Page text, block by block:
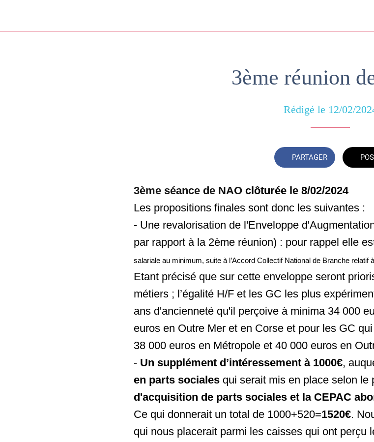
3ème réunion
Rédigé le 12/02/
PARTAGER
3ème séance de NAO clôturée le 8/02/2024
Les propositions finales sont donc les suivantes :
- Une revalorisation de l'Enveloppe
par rapport à la 2ème réunion) : pour rappel elle
salariale au minimum, suite à l’Accord Collectif National de Branche relatif
Etant précisé que sur cette enveloppe seront
métiers ; l’égalité H/F et les GC les plus
ans d'ancienneté qu'il perçoive à minima 34 000
euros en Outre Mer et en Corse et pour les GC
38 000 euros en Métropole et 40 000 euros en
- ⁠ Un supplément d’intéressement à 1000€,
en parts sociales qui serait mis en place selon le
d'acquisition de parts sociales et la CEPAC
Ce qui donnerait un total de 1000+520=1520€.
qui nous placerait parmi les caisses qui ont perçu